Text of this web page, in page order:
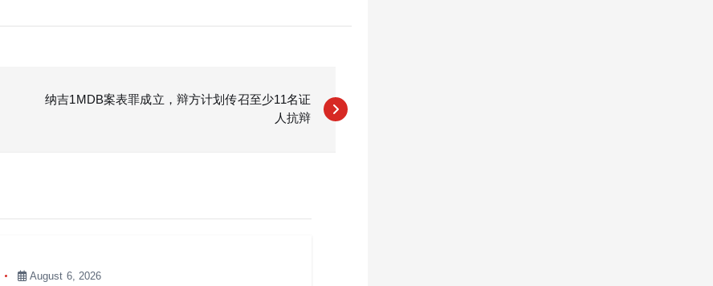
纳吉1MDB案表罪成立，辩方计划传召至少11名证
人抗辩
August 6, 2026